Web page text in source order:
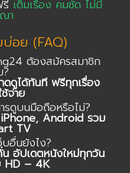
เต็มเรื่อง คมชัด ไม่มี
า
บ่อย (FAQ)
ต้องสมัครสมาชิก
?
ดูได้ทันที ฟรีทุกเรื่อง
ช้จ่าย
ดูบนมือถือหรือไม่?
Android รวม
TV
บอื่นยังไง?
อัปเดตหนังใหม่ทุกวัน
HD – 4K